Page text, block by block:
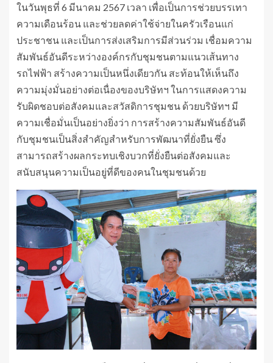
ในวันพุธที่ 6 มีนาคม 2567 เวลา เพื่อเป็นการช่วยบรรเทา
ความเดือนร้อน และช่วยลดค่าใช้จ่ายในครัวเรือนแก่
ประชาชน และเป็นการส่งเสริมการมีส่วนร่วม เชื่อมความ
สัมพันธ์อันดีระหว่างองค์กรกับชุมชนตามแนวเส้นทาง
รถไฟฟ้า สร้างความเป็นหนึ่งเดียวกัน สะท้อนให้เห็นถึง
ความมุ่งมั่นอย่างต่อเนื่องของบริษัทฯ ในการแสดงความ
รับผิดชอบต่อสังคมและสวัสดิการชุมชน ด้วยบริษัทฯ มี
ความเชื่อมั่นเป็นอย่างยิ่งว่า การสร้างความสัมพันธ์อันดี
กับชุมชนเป็นสิ่งสำคัญสำหรับการพัฒนาที่ยั่งยืน ซึ่ง
สามารถสร้างผลกระทบเชิงบวกที่ยั่งยืนต่อสังคมและ
สนับสนุนความเป็นอยู่ที่ดีของคนในชุมชนด้วย